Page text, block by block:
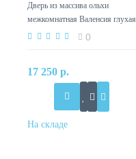
Дверь из массива ольхи
межкомнатная Валенсия глухая
цвет античный орех
0
17 250 р.